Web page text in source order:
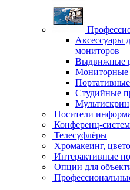
Аксессуары
мониторов
Выдвижные
Мониторные
Студийные
Мультискрин
Носители
Конференц-
Телесуфлёры
Хромакеинг,
Интерактивные
Опции для